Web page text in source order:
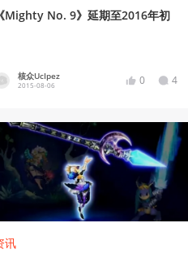
《Mighty No. 9》延期至2016年初
核众UcIpez
2015-08-06 0 4
讯